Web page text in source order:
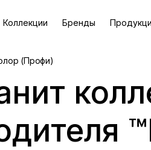
Коллекции Бренды
(Профи)